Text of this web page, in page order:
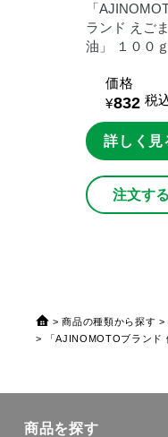
「
ランド えごま
油」
１００
価格
¥832 税
詳しく見
注文する
商品の種類から探す
「AJINOMOTOブランド
商品を探す